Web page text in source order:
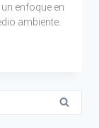
enfoque en
ambiente.